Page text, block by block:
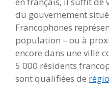
du gouvernement
Francophones
population – ou à
encore dans une ville
5 000 résidents
sont qualifiées de